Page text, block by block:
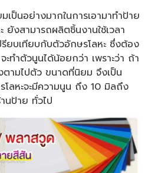
ป็นอย่างมากในการเอามาทำป้าย
ยังสามารถผลิตชิ้นงานใช้เวลา
ยบเทียบกับตัวอักษรโลหะ ซึ่งต้อง
ทำตัวนูนได้น้อยกว่า เพราะว่า ถ้า
ตามไปตัว ขนาดที่นิยม จึงเป็น
ลหะจะมีความนูน ถึง 10 มิลถึง
นป้าย ทั่วไป